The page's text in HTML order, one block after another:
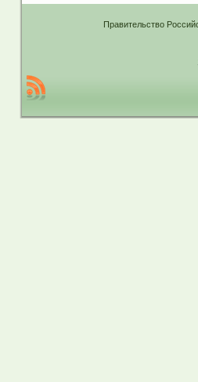
Правительство